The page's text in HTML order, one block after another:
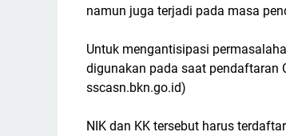
namun juga terjadi pada masa
Untuk mengantisipasi
digunakan pada saat pendaftaran
sscasn.bkn.go.id)
NIK dan KK tersebut harus